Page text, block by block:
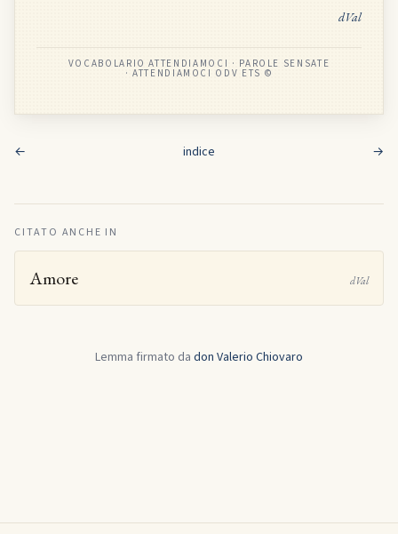
dVal
VOCABOLARIO ATTENDIAMOCI · PAROLE SENSATE
· ATTENDIAMOCI ODV ETS ©
← indice →
CITATO ANCHE IN
Amore dVal
Lemma firmato da don Valerio Chiovaro